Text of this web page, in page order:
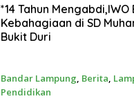
2026
*14 Tahun
Kebahagiaan di SD
Bukit Duri
Bandar Lampung, Berita,
Pendidikan